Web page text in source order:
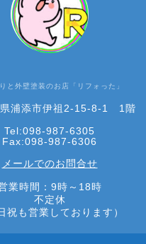
と外壁塗装のお店「リフォった」
浦添市伊祖2-15-8-1 1階
Tel:098-987-6305
Fax:098-987-6306
メールでのお問合せ
業時間：9時～18時
不定休
祝も営業しております）
HOME
リフォーム
ショールーム
お問合せ